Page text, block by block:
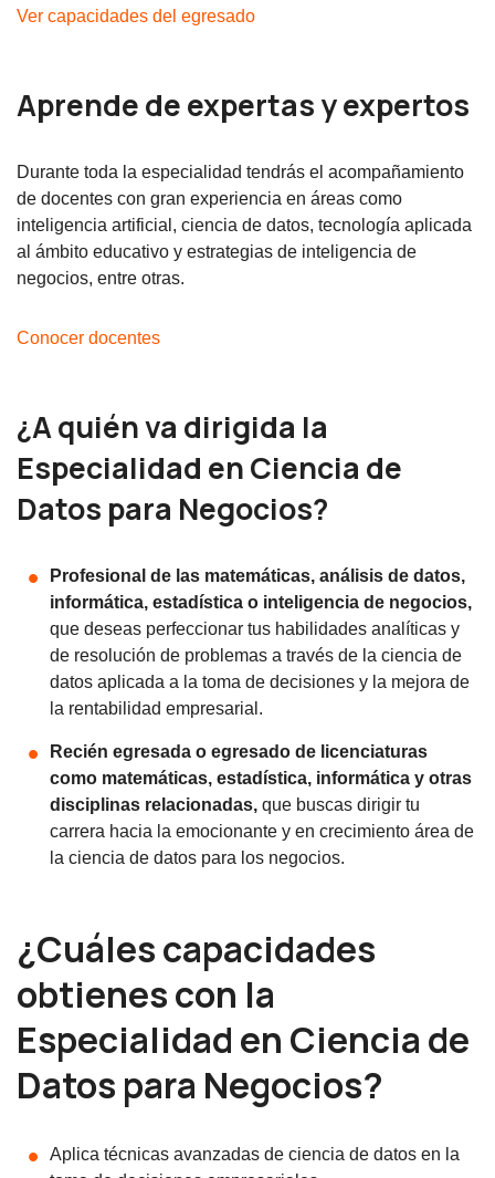
Ver capacidades del egresado
Aprende de expertas y expertos
Durante toda la especialidad tendrás el acompañamiento
de docentes con gran experiencia en áreas como
inteligencia artificial, ciencia de datos, tecnología aplicada
al ámbito educativo y estrategias de inteligencia de
negocios, entre otras.
Conocer docentes
¿A quién va dirigida la
Especialidad en Ciencia de
Datos para Negocios?
Profesional de las matemáticas, análisis de datos,
informática, estadística o inteligencia de negocios,
que deseas perfeccionar tus habilidades analíticas y
de resolución de problemas a través de la ciencia de
datos aplicada a la toma de decisiones y la mejora de
la rentabilidad empresarial.
Recién egresada o egresado de licenciaturas
como matemáticas, estadística, informática y otras
disciplinas relacionadas, que buscas dirigir tu
carrera hacia la emocionante y en crecimiento área de
la ciencia de datos para los negocios.
¿Cuáles capacidades
obtienes con la
Especialidad en Ciencia de
Datos para Negocios?
Aplica técnicas avanzadas de ciencia de datos en la